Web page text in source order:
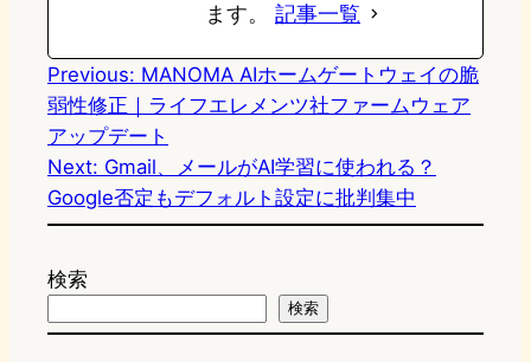
ます。 記事一覧
Previous: MANOMA AIホームゲートウェイの脆
弱性修正｜ライフエレメンツ社ファームウェア
アップデート
Next: Gmail、メールがAI学習に使われる？
Google否定もデフォルト設定に批判集中
検索
検索